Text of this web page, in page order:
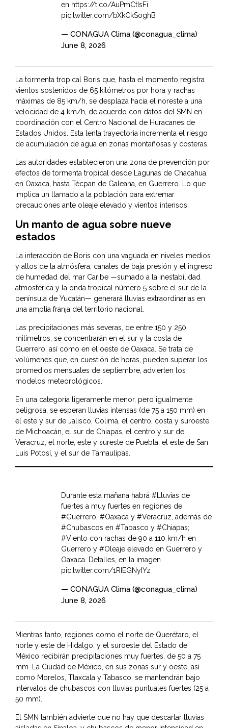
en https://t.co/AuPmCtIsFi
pic.twitter.com/bXkCkSoghB
— CONAGUA Clima (@conagua_clima)
June 8, 2026
La tormenta tropical Boris que, hasta el momento registra
vientos sostenidos de 65 kilómetros por hora y rachas
máximas de 85 km/h, se desplaza hacia el noreste a una
velocidad de 4 km/h, de acuerdo con datos del SMN en
coordinación con el Centro Nacional de Huracanes de
Estados Unidos. Esta lenta trayectoria incrementa el riesgo
de acumulación de agua en zonas montañosas y costeras.
Las autoridades establecieron una zona de prevención por
efectos de tormenta tropical desde Lagunas de Chacahua,
en Oaxaca, hasta Técpan de Galeana, en Guerrero. Lo que
implica un llamado a la población para extremar
precauciones ante oleaje elevado y vientos intensos.
Un manto de agua sobre nueve
estados
La interacción de Boris con una vaguada en niveles medios
y altos de la atmósfera, canales de baja presión y el ingreso
de humedad del mar Caribe —sumado a la inestabilidad
atmosférica y la onda tropical número 5 sobre el sur de la
península de Yucatán— generará lluvias extraordinarias en
una amplia franja del territorio nacional.
Las precipitaciones más severas, de entre 150 y 250
milímetros, se concentrarán en el sur y la costa de
Guerrero, así como en el oeste de Oaxaca. Se trata de
volúmenes que, en cuestión de horas, pueden superar los
promedios mensuales de septiembre, advierten los
modelos meteorológicos.
En una categoría ligeramente menor, pero igualmente
peligrosa, se esperan lluvias intensas (de 75 a 150 mm) en
el este y sur de Jalisco, Colima, el centro, costa y suroeste
de Michoacán, el sur de Chiapas, el centro y sur de
Veracruz, el norte, este y sureste de Puebla, el este de San
Luis Potosí, y el sur de Tamaulipas.
Durante esta mañana habrá #Lluvias de
fuertes a muy fuertes en regiones de
#Guerrero, #Oaxaca y #Veracruz, además de
#Chubascos en #Tabasco y #Chiapas;
#Viento con rachas de 90 a 110 km/h en
Guerrero y #Oleaje elevado en Guerrero y
Oaxaca. Detalles, en la imagen
pic.twitter.com/1RIEGNyIYz
— CONAGUA Clima (@conagua_clima)
June 8, 2026
Mientras tanto, regiones como el norte de Querétaro, el
norte y este de Hidalgo, y el suroeste del Estado de
México recibirán precipitaciones muy fuertes, de 50 a 75
mm. La Ciudad de México, en sus zonas sur y oeste, así
como Morelos, Tlaxcala y Tabasco, se mantendrán bajo
intervalos de chubascos con lluvias puntuales fuertes (25 a
50 mm).
El SMN también advierte que no hay que descartar lluvias